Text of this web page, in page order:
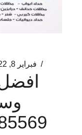
فبراير 8, 2022
56585569